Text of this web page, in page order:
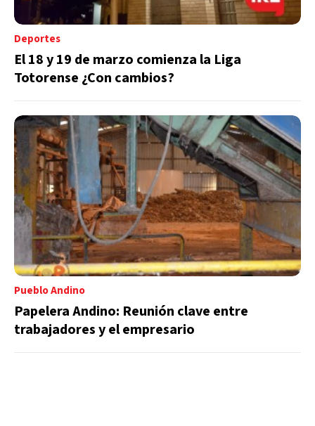
Deportes
El 18 y 19 de marzo comienza la Liga
Totorense ¿Con cambios?
Pueblo Andino
Papelera Andino: Reunión clave entre
trabajadores y el empresario